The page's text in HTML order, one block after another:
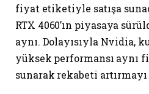
fiyat etiketiyle satışa
RTX 4060’ın piyasaya
aynı. Dolayısıyla Nvidia,
yüksek performansı aynı
sunarak rekabeti